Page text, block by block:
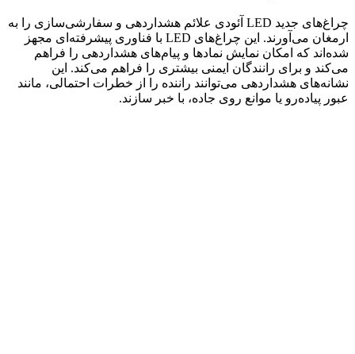
چراغ‌های جدید LED آئودی علائم هشداردهی و سفارشی‌سازی را به
ارمغان می‌آورند. این چراغ‌های LED با فناوری پیشرفته‌ای مجهز
شده‌اند که امکان نمایش نمادها و پیام‌های هشداردهی را فراهم
می‌کند و برای رانندگان ایمنی بیشتری را فراهم می‌کند. این
نشانه‌های هشداردهی می‌توانند راننده را از خطرات احتمالی، مانند
عبور پیاده‌رو یا موانع روی جاده، با خبر سازند.